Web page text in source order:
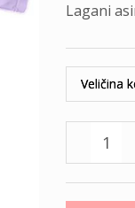
Lagani